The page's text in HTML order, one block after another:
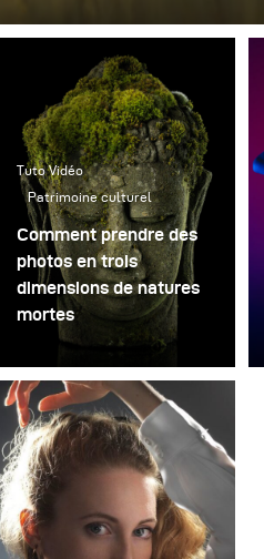
Tuto Vidéo
Patrimoine culturel
Comment prendre des
photos en trois
dimensions de natures
mortes